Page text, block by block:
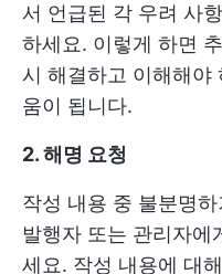
서 언급된 각 우려 사
하세요. 이렇게 하면
시 해결하고 이해해야
움이 됩니다.
2. 해명 요청
작성 내용 중 불분명
발행자 또는 관리자에
세요. 작성 내용에 대